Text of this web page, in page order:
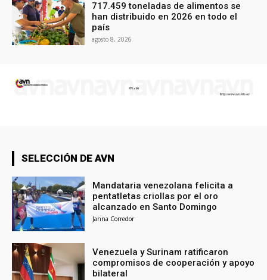
717.459 toneladas de alimentos se
han distribuido en 2026 en todo el
país
agosto 8, 2026
SELECCIÓN DE AVN
Mandataria venezolana felicita a
pentatletas criollas por el oro
alcanzado en Santo Domingo
Janna Corredor
Venezuela y Surinam ratificaron
compromisos de cooperación y apoyo
bilateral